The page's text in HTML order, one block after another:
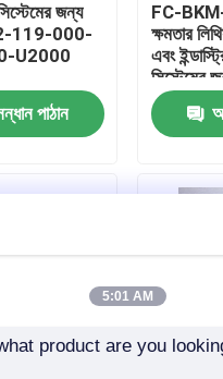
জন্য
119-000-
U2000
পাঠান
FC-
ক্ষমতার
এবং
সিস্টেমের
সুইচ সহ
মডিউল
5:01 AM
product are you